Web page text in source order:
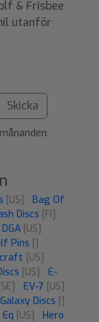
& Frisbee
utanför
Skicka
[US]
Bag Of
Discs [FI]
DGA [US]
Pins []
[US]
[US]
E-
[SE] EV-7 [US]
Galaxy Discs []
[US]
Hero